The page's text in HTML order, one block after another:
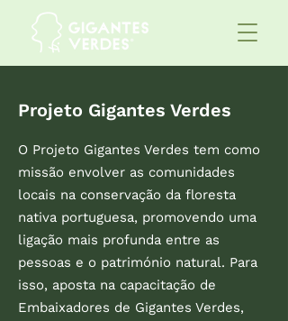
Projeto Gigantes Verdes
O Projeto Gigantes Verdes tem como
missão envolver as comunidades
locais na conservação da floresta
nativa portuguesa, promovendo uma
ligação mais profunda entre as
pessoas e o património natural. Para
isso, aposta na capacitação de
Embaixadores de Gigantes Verdes,